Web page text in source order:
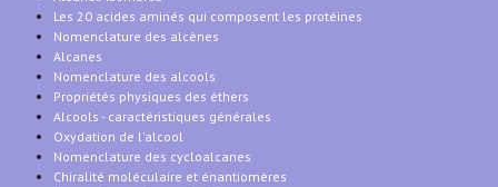
Les 20 acides aminés qui composent les protéines
Nomenclature des alcènes
Alcanes
Nomenclature des alcools
Propriétés physiques des éthers
Alcools - caractéristiques générales
Oxydation de l'alcool
Nomenclature des cycloalcanes
Chiralité moléculaire et énantiomères